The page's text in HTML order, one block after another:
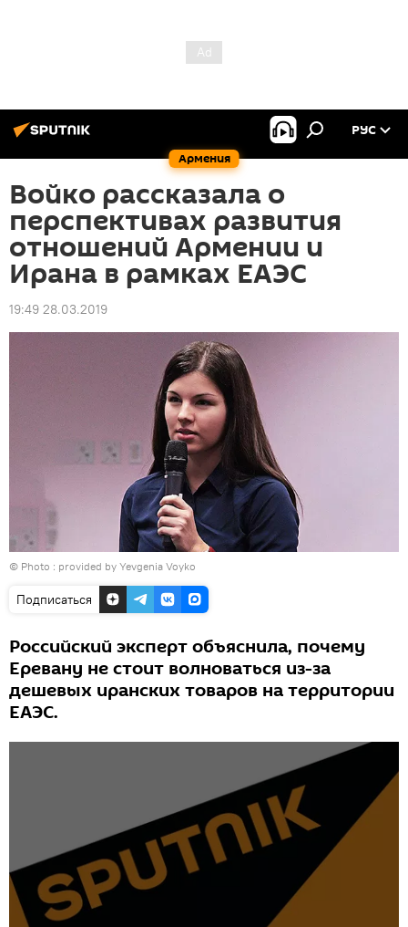
Армения
РУС
Войко рассказала о
перспективах развития
отношений Армении и
Ирана в рамках ЕАЭС
19:49 28.03.2019
© Photo : provided by Yevgenia Voyko
Подписаться
Российский эксперт объяснила, почему
Еревану не стоит волноваться из-за
дешевых иранских товаров на территории
ЕАЭС.